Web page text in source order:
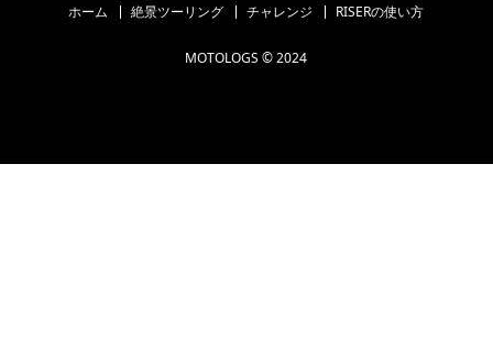
ホーム 絶景ツーリング チャレンジ RISERの使い方
MOTOLOGS © 2024